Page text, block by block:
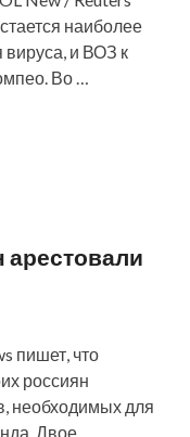
наиболее
и ВОЗ к
Во …
арестовали
пишет, что
россиян
необходимых для
Двое